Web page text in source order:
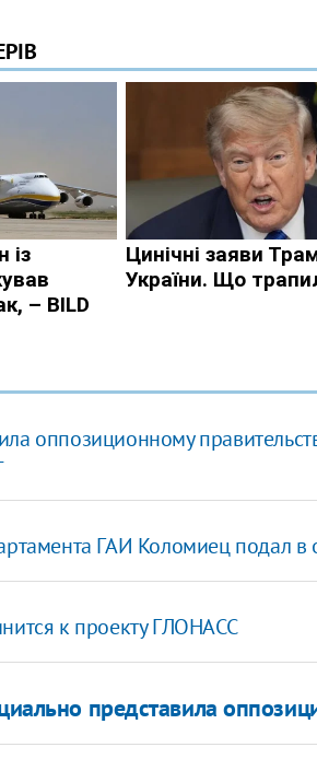
оппозиционному
ГАИ Коломиец подал в
к проекту ГЛОНАСС
представила